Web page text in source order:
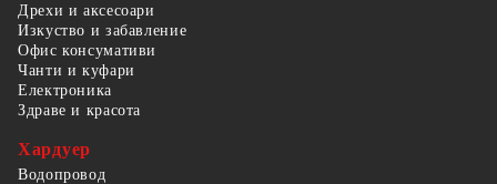
Дрехи и аксесоари
Изкуство и забавление
Офис консумативи
Чанти и куфари
Електроника
Здраве и красота
Хардуер
Водопровод